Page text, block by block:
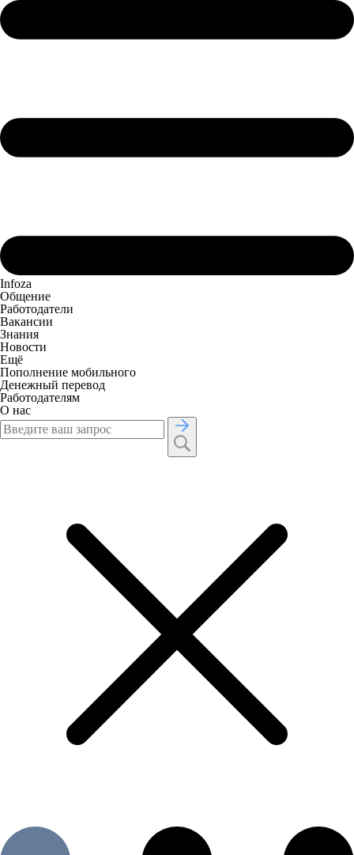
Infoza
Общение
Работодатели
Вакансии
Знания
Новости
Ещё
Пополнение мобильного
Денежный перевод
Работодателям
О нас